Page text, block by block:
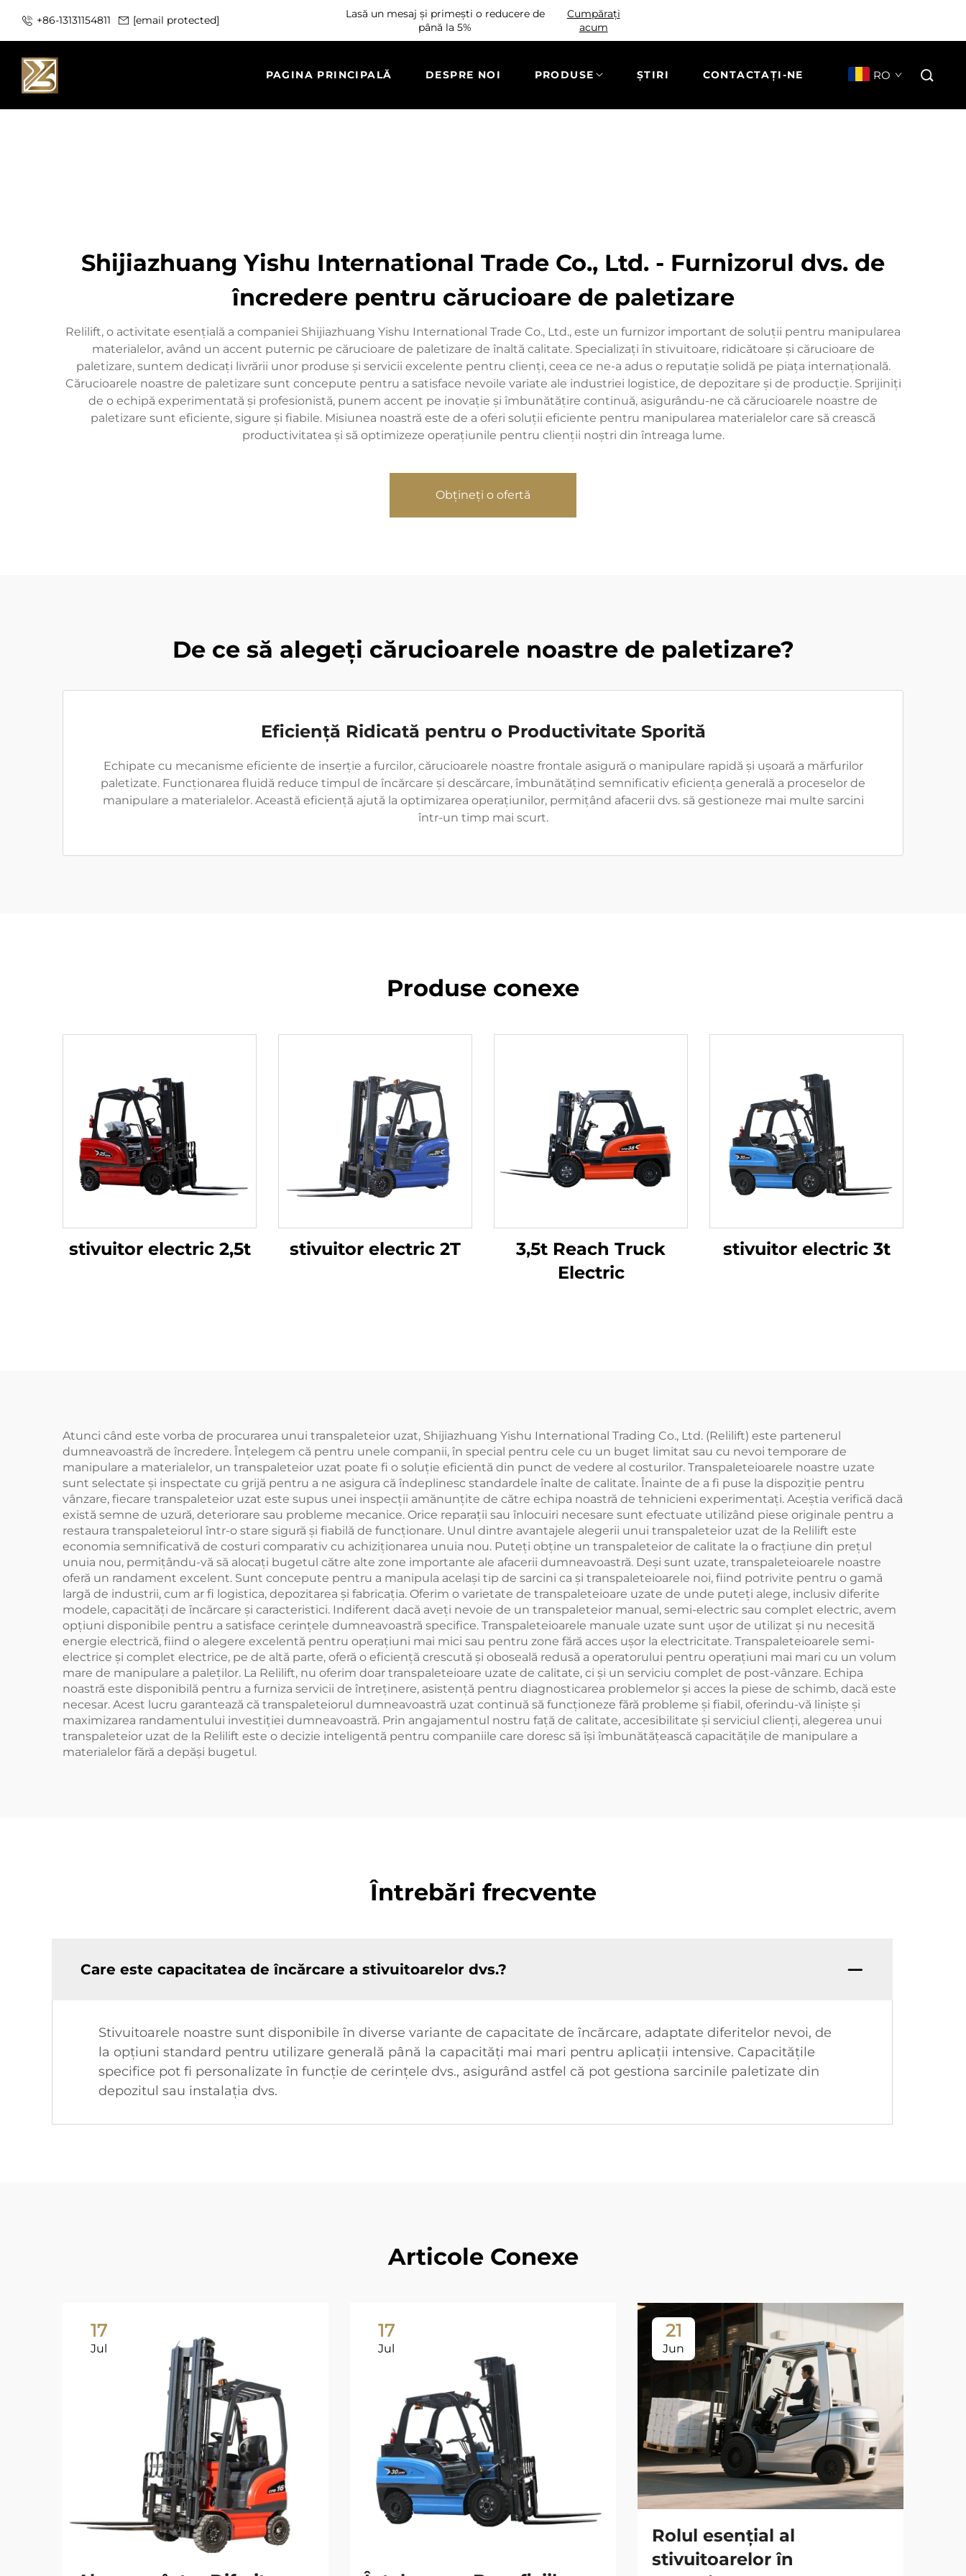
+86-13131154811 [email protected]
Lasă un mesaj și primești o reducere de
până la 5%
Cumpărați
acum
PAGINA PRINCIPALĂ DESPRE NOI PRODUSE ȘTIRI CONTACTAȚI-NE RO
Shijiazhuang Yishu International Trade Co., Ltd. - Furnizorul dvs. de
încredere pentru cărucioare de paletizare
Relilift, o activitate esențială a companiei Shijiazhuang Yishu International Trade Co., Ltd., este un furnizor important de soluții pentru manipularea
materialelor, având un accent puternic pe cărucioare de paletizare de înaltă calitate. Specializați în stivuitoare, ridicătoare și cărucioare de
paletizare, suntem dedicați livrării unor produse și servicii excelente pentru clienți, ceea ce ne-a adus o reputație solidă pe piața internațională.
Cărucioarele noastre de paletizare sunt concepute pentru a satisface nevoile variate ale industriei logistice, de depozitare și de producție. Sprijiniți
de o echipă experimentată și profesionistă, punem accent pe inovație și îmbunătățire continuă, asigurându-ne că cărucioarele noastre de
paletizare sunt eficiente, sigure și fiabile. Misiunea noastră este de a oferi soluții eficiente pentru manipularea materialelor care să crească
productivitatea și să optimizeze operațiunile pentru clienții noștri din întreaga lume.
Obțineți o ofertă
De ce să alegeți cărucioarele noastre de paletizare?
Eficiență Ridicată pentru o Productivitate Sporită
Echipate cu mecanisme eficiente de inserție a furcilor, cărucioarele noastre frontale asigură o manipulare rapidă și ușoară a mărfurilor
paletizate. Funcționarea fluidă reduce timpul de încărcare și descărcare, îmbunătățind semnificativ eficiența generală a proceselor de
manipulare a materialelor. Această eficiență ajută la optimizarea operațiunilor, permițând afacerii dvs. să gestioneze mai multe sarcini
într-un timp mai scurt.
Produse conexe
stivuitor electric 2,5t stivuitor electric 2T
3,5t Reach Truck
Electric
stivuitor electric 3t
Atunci când este vorba de procurarea unui transpaleteior uzat, Shijiazhuang Yishu International Trading Co., Ltd. (Relilift) este partenerul
dumneavoastră de încredere. Înțelegem că pentru unele companii, în special pentru cele cu un buget limitat sau cu nevoi temporare de
manipulare a materialelor, un transpaleteior uzat poate fi o soluție eficientă din punct de vedere al costurilor. Transpaleteioarele noastre uzate
sunt selectate și inspectate cu grijă pentru a ne asigura că îndeplinesc standardele înalte de calitate. Înainte de a fi puse la dispoziție pentru
vânzare, fiecare transpaleteior uzat este supus unei inspecții amănunțite de către echipa noastră de tehnicieni experimentați. Aceștia verifică dacă
există semne de uzură, deteriorare sau probleme mecanice. Orice reparații sau înlocuiri necesare sunt efectuate utilizând piese originale pentru a
restaura transpaleteiorul într-o stare sigură și fiabilă de funcționare. Unul dintre avantajele alegerii unui transpaleteior uzat de la Relilift este
economia semnificativă de costuri comparativ cu achiziționarea unuia nou. Puteți obține un transpaleteior de calitate la o fracțiune din prețul
unuia nou, permițându-vă să alocați bugetul către alte zone importante ale afacerii dumneavoastră. Deși sunt uzate, transpaleteioarele noastre
oferă un randament excelent. Sunt concepute pentru a manipula același tip de sarcini ca și transpaleteioarele noi, fiind potrivite pentru o gamă
largă de industrii, cum ar fi logistica, depozitarea și fabricația. Oferim o varietate de transpaleteioare uzate de unde puteți alege, inclusiv diferite
modele, capacități de încărcare și caracteristici. Indiferent dacă aveți nevoie de un transpaleteior manual, semi-electric sau complet electric, avem
opțiuni disponibile pentru a satisface cerințele dumneavoastră specifice. Transpaleteioarele manuale uzate sunt ușor de utilizat și nu necesită
energie electrică, fiind o alegere excelentă pentru operațiuni mai mici sau pentru zone fără acces ușor la electricitate. Transpaleteioarele semi-
electrice și complet electrice, pe de altă parte, oferă o eficiență crescută și oboseală redusă a operatorului pentru operațiuni mai mari cu un volum
mare de manipulare a paleților. La Relilift, nu oferim doar transpaleteioare uzate de calitate, ci și un serviciu complet de post-vânzare. Echipa
noastră este disponibilă pentru a furniza servicii de întreținere, asistență pentru diagnosticarea problemelor și acces la piese de schimb, dacă este
necesar. Acest lucru garantează că transpaleteiorul dumneavoastră uzat continuă să funcționeze fără probleme și fiabil, oferindu-vă liniște și
maximizarea randamentului investiției dumneavoastră. Prin angajamentul nostru față de calitate, accesibilitate și serviciul clienți, alegerea unui
transpaleteior uzat de la Relilift este o decizie inteligentă pentru companiile care doresc să își îmbunătățească capacitățile de manipulare a
materialelor fără a depăși bugetul.
Întrebări frecvente
Care este capacitatea de încărcare a stivuitoarelor dvs.?
Stivuitoarele noastre sunt disponibile în diverse variante de capacitate de încărcare, adaptate diferitelor nevoi, de
la opțiuni standard pentru utilizare generală până la capacități mai mari pentru aplicații intensive. Capacitățile
specifice pot fi personalizate în funcție de cerințele dvs., asigurând astfel că pot gestiona sarcinile paletizate din
depozitul sau instalația dvs.
Articole Conexe
17
Jul
17
Jul
21
Jun
Rolul esențial al
stivuitoarelor în